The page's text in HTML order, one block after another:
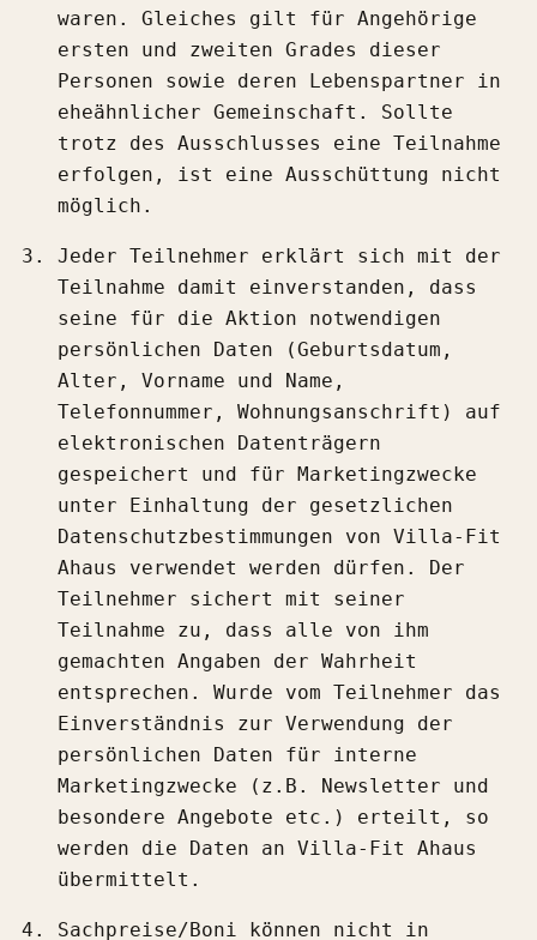
waren. Gleiches gilt für Angehörige
ersten und zweiten Grades dieser
Personen sowie deren Lebenspartner in
eheähnlicher Gemeinschaft. Sollte
trotz des Ausschlusses eine Teilnahme
erfolgen, ist eine Ausschüttung nicht
möglich.
Jeder Teilnehmer erklärt sich mit der
Teilnahme damit einverstanden, dass
seine für die Aktion notwendigen
persönlichen Daten (Geburtsdatum,
Alter, Vorname und Name,
Telefonnummer, Wohnungsanschrift) auf
elektronischen Datenträgern
gespeichert und für Marketingzwecke
unter Einhaltung der gesetzlichen
Datenschutzbestimmungen von Villa-Fit
Ahaus verwendet werden dürfen. Der
Teilnehmer sichert mit seiner
Teilnahme zu, dass alle von ihm
gemachten Angaben der Wahrheit
entsprechen. Wurde vom Teilnehmer das
Einverständnis zur Verwendung der
persönlichen Daten für interne
Marketingzwecke (z.B. Newsletter und
besondere Angebote etc.) erteilt, so
werden die Daten an Villa-Fit Ahaus
übermittelt.
Sachpreise/Boni können nicht in